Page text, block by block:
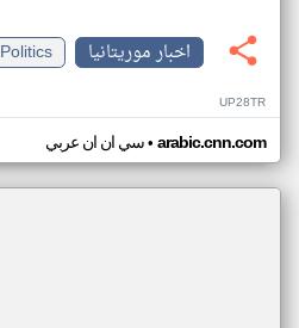
اخبار موريتانيا
Politics
UP28TR
سي ان ان عربي• arabic.cnn.com